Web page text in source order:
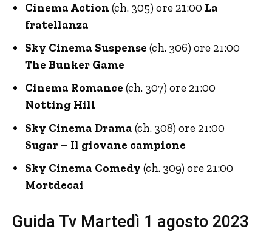
Cinema Action (ch. 305) ore 21:00 La
fratellanza
Sky Cinema Suspense (ch. 306) ore 21:00
The Bunker Game
Cinema Romance (ch. 307) ore 21:00
Notting Hill
Sky Cinema Drama (ch. 308) ore 21:00
Sugar – Il giovane campione
Sky Cinema Comedy (ch. 309) ore 21:00
Mortdecai
Guida Tv Martedì 1 agosto 2023